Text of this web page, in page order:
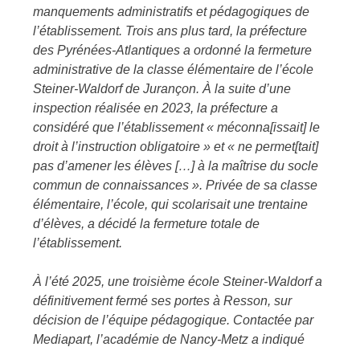
manquements administratifs et pédagogiques de
l’établissement. Trois ans plus tard, la préfecture
des Pyrénées-Atlantiques a ordonné la fermeture
administrative de la classe élémentaire de l’école
Steiner-Waldorf de Jurançon. À la suite d’une
inspection réalisée en 2023, la préfecture a
considéré que l’établissement « méconna[issait] le
droit à l’instruction obligatoire » et « ne permet[tait]
pas d’amener les élèves […] à la maîtrise du socle
commun de connaissances ». Privée de sa classe
élémentaire, l’école, qui scolarisait une trentaine
d’élèves, a décidé la fermeture totale de
l’établissement.
À l’été 2025, une troisième école Steiner-Waldorf a
définitivement fermé ses portes à Resson, sur
décision de l’équipe pédagogique. Contactée par
Mediapart, l’académie de Nancy-Metz a indiqué